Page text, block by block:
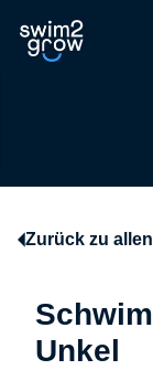
Zurück zu
Unkel